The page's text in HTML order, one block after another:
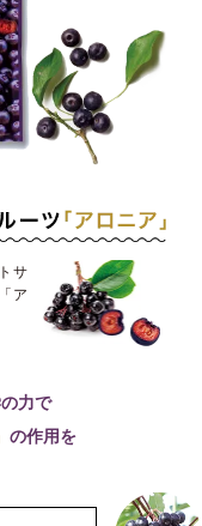
サ
ア
力で
の作用を